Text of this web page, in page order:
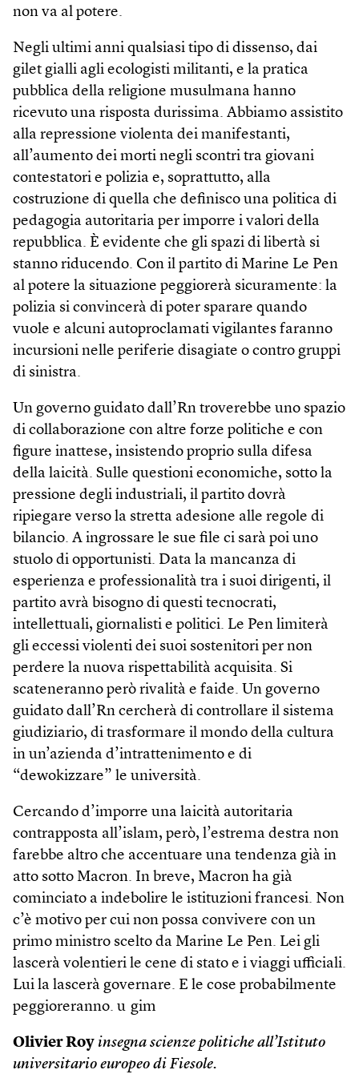
non va al potere.
Negli ultimi anni qualsiasi tipo di dissenso, dai
gilet gialli agli ecologisti militanti, e la pratica
pubblica della religione musulmana hanno
ricevuto una risposta durissima. Abbiamo assistito
alla repressione violenta dei manifestanti,
all’aumento dei morti negli scontri tra giovani
contestatori e polizia e, soprattutto, alla
costruzione di quella che definisco una politica di
pedagogia autoritaria per imporre i valori della
repubblica. È evidente che gli spazi di libertà si
stanno riducendo. Con il partito di Marine Le Pen
al potere la situazione peggiorerà sicuramente: la
polizia si convincerà di poter sparare quando
vuole e alcuni autoproclamati vigilantes faranno
incursioni nelle periferie disagiate o contro gruppi
di sinistra.
Un governo guidato dall’Rn troverebbe uno spazio
di collaborazione con altre forze politiche e con
figure inattese, insistendo proprio sulla difesa
della laicità. Sulle questioni economiche, sotto la
pressione degli industriali, il partito dovrà
ripiegare verso la stretta adesione alle regole di
bilancio. A ingrossare le sue file ci sarà poi uno
stuolo di opportunisti. Data la mancanza di
esperienza e professionalità tra i suoi dirigenti, il
partito avrà bisogno di questi tecnocrati,
intellettuali, giornalisti e politici. Le Pen limiterà
gli eccessi violenti dei suoi sostenitori per non
perdere la nuova rispettabilità acquisita. Si
scateneranno però rivalità e faide. Un governo
guidato dall’Rn cercherà di controllare il sistema
giudiziario, di trasformare il mondo della cultura
in un’azienda d’intrattenimento e di
“dewokizzare” le università.
Cercando d’imporre una laicità autoritaria
contrapposta all’islam, però, l’estrema destra non
farebbe altro che accentuare una tendenza già in
atto sotto Macron. In breve, Macron ha già
cominciato a indebolire le istituzioni francesi. Non
c’è motivo per cui non possa convivere con un
primo ministro scelto da Marine Le Pen. Lei gli
lascerà volentieri le cene di stato e i viaggi ufficiali.
Lui la lascerà governare. E le cose probabilmente
peggioreranno. u gim
Olivier Roy insegna scienze politiche all’Istituto
universitario europeo di Fiesole.